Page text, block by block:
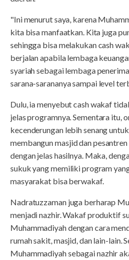
"Ini menurut saya, karena
kita bisa manfaatkan. Kita juga
sehingga bisa melakukan cash
berjalan apabila lembaga
syariah sebagai lembaga
sarana-sarananya sampai level
Dulu, ia menyebut cash wakaf
jelas programnya. Sementara itu,
kecenderungan lebih senang
membangun masjid dan
dengan jelas hasilnya. Maka,
sukuk yang memiliki program
masyarakat bisa berwakaf.
Nadratuzzaman juga berharap
menjadi nazhir. Wakaf produktif
Muhammadiyah dengan cara
rumah sakit, masjid, dan lain-lain.
Muhammadiyah sebagai nazhir